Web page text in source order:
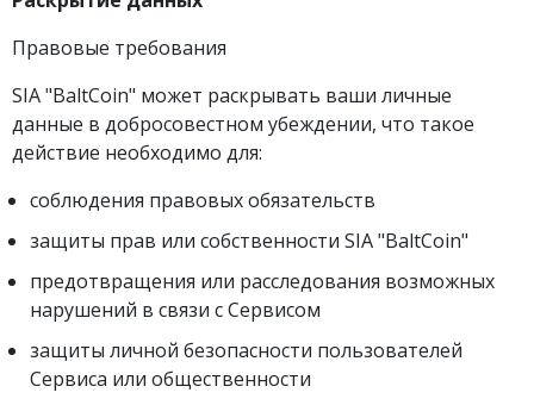
Правовые требования
SIA "BaltCoin" может раскрывать ваши личные
данные в добросовестном убеждении, что такое
действие необходимо для:
соблюдения правовых обязательств
защиты прав или собственности SIA "BaltCoin"
предотвращения или расследования возможных
нарушений в связи с Сервисом
защиты личной безопасности пользователей
Сервиса или общественности